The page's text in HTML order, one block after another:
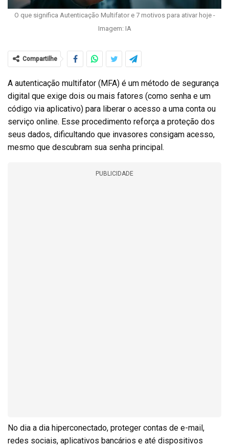
O que significa Autenticação Multifator e 7 motivos para ativar hoje -
Imagem: IA
Compartilhe
A autenticação multifator (MFA) é um método de segurança
digital que exige dois ou mais fatores (como senha e um
código via aplicativo) para liberar o acesso a uma conta ou
serviço online. Esse procedimento reforça a proteção dos
seus dados, dificultando que invasores consigam acesso,
mesmo que descubram sua senha principal.
PUBLICIDADE
No dia a dia hiperconectado, proteger contas de e-mail,
redes sociais, aplicativos bancários e até dispositivos